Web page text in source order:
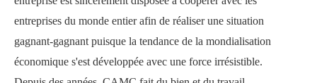
entreprises du monde entier afin de réaliser une situation
gagnant-gagnant puisque la tendance de la mondialisation
économique s'est développée avec une force irrésistible.